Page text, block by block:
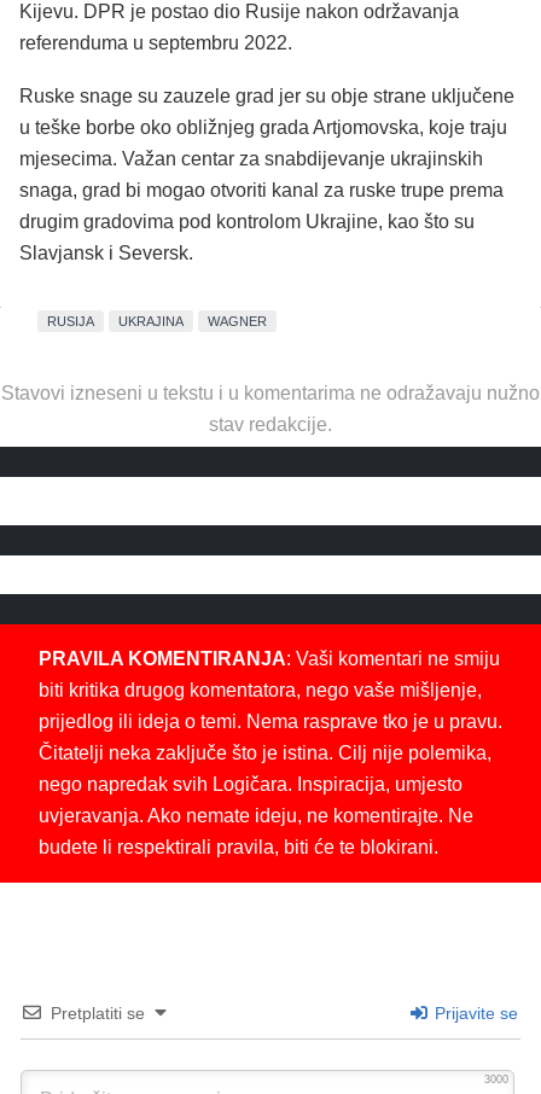
Kijevu. DPR je postao dio Rusije nakon održavanja
referenduma u septembru 2022.
Ruske snage su zauzele grad jer su obje strane uključene
u teške borbe oko obližnjeg grada Artjomovska, koje traju
mjesecima. Važan centar za snabdijevanje ukrajinskih
snaga, grad bi mogao otvoriti kanal za ruske trupe prema
drugim gradovima pod kontrolom Ukrajine, kao što su
Slavjansk i Seversk.
RUSIJA UKRAJINA WAGNER
Stavovi izneseni u tekstu i u komentarima ne odražavaju nužno
stav redakcije.
PRAVILA KOMENTIRANJA: Vaši komentari ne smiju
biti kritika drugog komentatora, nego vaše mišljenje,
prijedlog ili ideja o temi. Nema rasprave tko je u pravu.
Čitatelji neka zaključe što je istina. Cilj nije polemika,
nego napredak svih Logičara. Inspiracija, umjesto
uvjeravanja. Ako nemate ideju, ne komentirajte. Ne
budete li respektirali pravila, biti će te blokirani.
Pretplatiti se Prijavite se
3000